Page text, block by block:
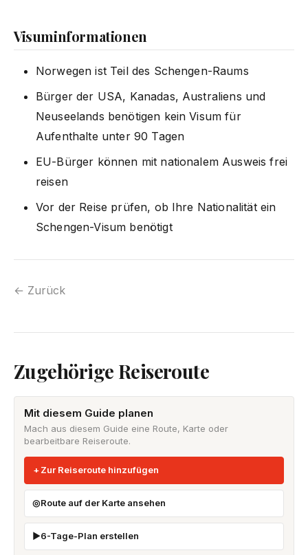
Visuminformationen
Norwegen ist Teil des Schengen-Raums
Bürger der USA, Kanadas, Australiens und
Neuseelands benötigen kein Visum für
Aufenthalte unter 90 Tagen
EU-Bürger können mit nationalem Ausweis frei
reisen
Vor der Reise prüfen, ob Ihre Nationalität ein
Schengen-Visum benötigt
← Zurück
Zugehörige Reiseroute
Mit diesem Guide planen
Mach aus diesem Guide eine Route, Karte oder
bearbeitbare Reiseroute.
Zur Reiseroute hinzufügen
Route auf der Karte ansehen
6-Tage-Plan erstellen